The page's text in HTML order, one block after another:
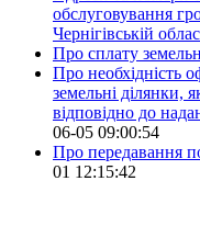
обслуговування
Чернігівській
Про сплату
Про необхідність
земельні ділянки,
відповідно до
06-05 09:00:54
Про передавання
01 12:15:42